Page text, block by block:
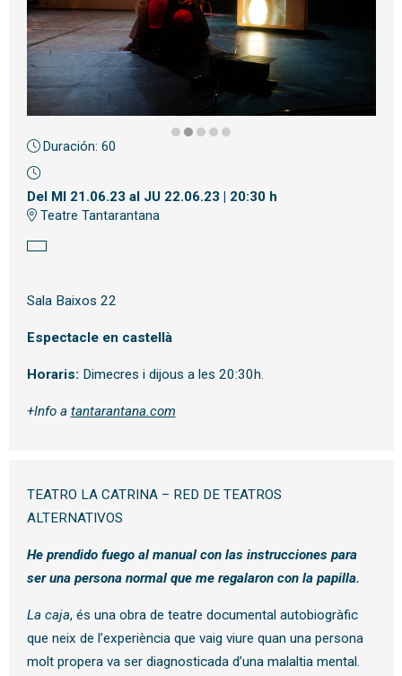
Diapositiva 2 de 5
Duración: 60
Del MI 21.06.23 al JU 22.06.23 | 20:30 h
Teatre Tantarantana
Sala Baixos 22
Espectacle en castellà
Horaris: Dimecres i dijous a les 20:30h.
+Info a tantarantana.com
TEATRO LA CATRINA – RED DE TEATROS
ALTERNATIVOS
He prendido fuego al manual con las instrucciones para
ser una persona normal que me regalaron con la papilla.
La caja, és una obra de teatre documental autobiogràfic
que neix de l’experiència que vaig viure quan una persona
molt propera va ser diagnosticada d’una malaltia mental.